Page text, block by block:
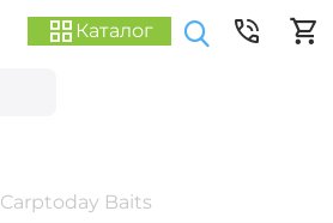
Каталог
Carptoday Baits